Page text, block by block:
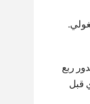
ربع
قبل